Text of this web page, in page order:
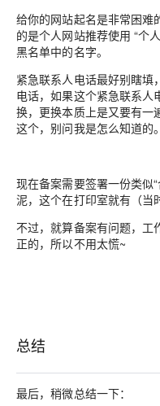
给你的网站起名是非常困难
的是个人网站推荐使用 “个
黑名单中的名字。
紧急联系人电话最好别瞎
电话，如果这个紧急联系人
换，更换本质上是又要有一
这个，别问我是怎么知道的。
现在备案需要签署一份类似
泥，这个在打印室就有（当
不过，就算备案有问题，工
正的，所以不用太慌~
总结
最后，稍微总结一下：